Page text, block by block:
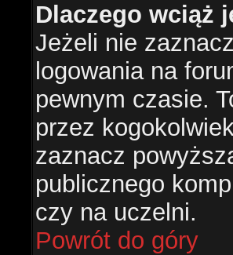
Dlaczego wciąż
Jeżeli nie
logowania na
pewnym czasie.
przez
zaznacz
publicznego
czy na uczelni.
Powrót do góry